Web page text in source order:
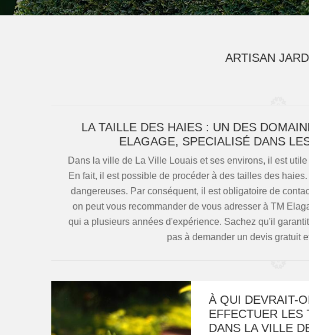
ARTISAN
LA TAILLE DES HAIES : UN DES
ELAGAGE, SPECIALISÉ DANS
Dans la ville de La Ville Louais et ses environs, il est
En fait, il est possible de procéder à des tailles des
dangereuses. Par conséquent, il est obligatoire de
on peut vous recommander de vous adresser à TM
qui a plusieurs années d'expérience. Sachez qu'il
pas à demander un devis gratuit
À QUI DEVRAIT-
EFFECTUER LES
DANS LA VILLE